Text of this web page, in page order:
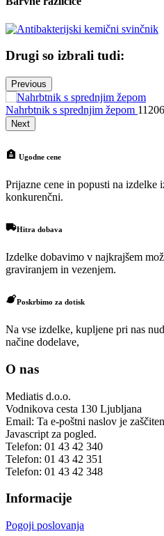
Drugi so izbrali tudi:
Previous
Nahrbtnik s sprednjim žepom
Next
Ugodne cene
Prijazne cene in popusti na izdelke
konkurenčni.
Hitra dobava
Izdelke dobavimo v najkrajšem
graviranjem in vezenjem.
Poskrbimo za dotisk
Na vse izdelke, kupljene pri nas
načine dodelave,
O nas
Mediatis d.o.o.
Vodnikova cesta 130 Ljubljana
Email: Ta e-poštni naslov je
Javascript za pogled.
Telefon: 01 43 42 340
Telefon: 01 43 42 351
Telefon: 01 43 42 348
Informacije
Pogoji poslovanja